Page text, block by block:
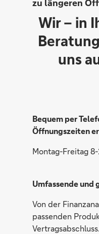
Markus Bentler
Jürgen Berreth
zu längeren
Wir – in
uns
Bequem per
Öffnungszeiten
Montag-Freitag
Umfassende
Von der
passenden
Vertragsabschluss.